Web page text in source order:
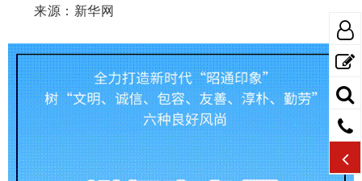
来源：新华网